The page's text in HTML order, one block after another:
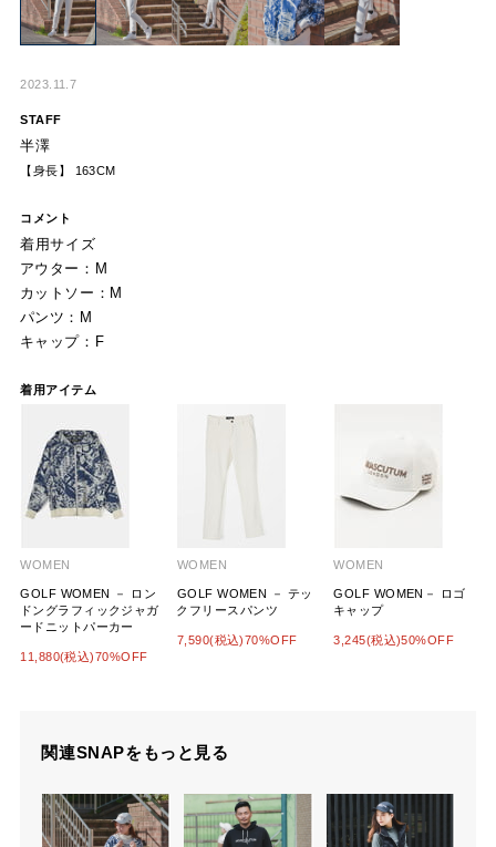
2023.11.7
STAFF
半澤
【身長】 163CM
コメント
着用サイズ
アウター：M
カットソー：M
パンツ：M
キャップ：F
着用アイテム
WOMEN
GOLF WOMEN － ロン
ドングラフィックジャガ
ードニットパーカー
11,880(税込)70%OFF
WOMEN
GOLF WOMEN － テッ
クフリースパンツ
7,590(税込)70%OFF
WOMEN
GOLF WOMEN－ ロゴ
キャップ
3,245(税込)50%OFF
関連SNAPをもっと見る